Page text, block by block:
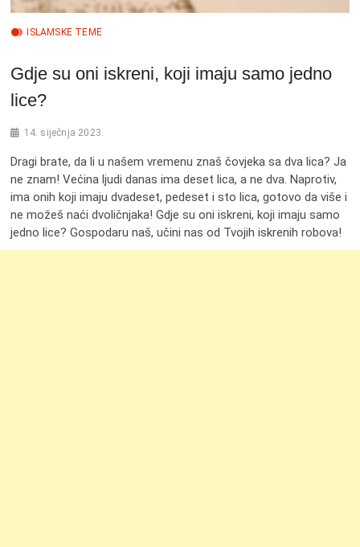
ISLAMSKE TEME
Gdje su oni iskreni, koji imaju samo jedno
lice?
14. siječnja 2023.
Dragi brate, da li u našem vremenu znaš čovjeka sa dva lica? Ja
ne znam! Većina ljudi danas ima deset lica, a ne dva. Naprotiv,
ima onih koji imaju dvadeset, pedeset i sto lica, gotovo da više i
ne možeš naći dvoličnjaka! Gdje su oni iskreni, koji imaju samo
jedno lice? Gospodaru naš, učini nas od Tvojih iskrenih robova!